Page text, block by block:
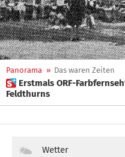
Panorama » Das waren Zeiten
 Erstmals ORF-Farbfernsehteam vor Ort: Große Aufregung in
Feldthurns
Wetter